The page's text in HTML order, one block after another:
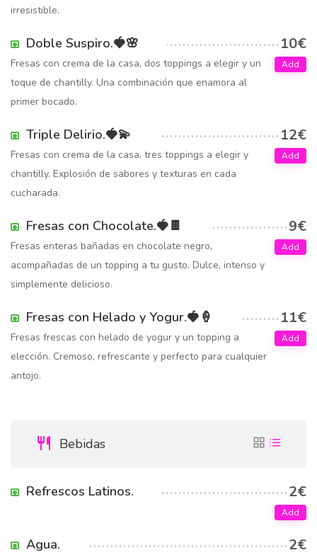
irresistible.
Doble Suspiro.🍓🌸 10€
Fresas con crema de la casa, dos toppings a elegir y un
toque de chantilly. Una combinación que enamora al
primer bocado.
Add
Triple Delirio.🍓💫 12€
Fresas con crema de la casa, tres toppings a elegir y
chantilly. Explosión de sabores y texturas en cada
cucharada.
Add
Fresas con Chocolate.🍓🍫 9€
Fresas enteras bañadas en chocolate negro,
acompañadas de un topping a tu gusto. Dulce, intenso y
simplemente delicioso.
Add
Fresas con Helado y Yogur.🍓🍦 11€
Fresas frescas con helado de yogur y un topping a
elección. Cremoso, refrescante y perfecto para cualquier
antojo.
Add
Bebidas
Refrescos Latinos. 2€
Add
Agua. 2€